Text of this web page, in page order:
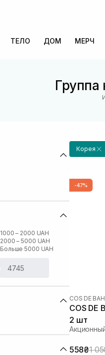
ТЕЛО ДОМ МЕРЧ
Группа
1000 – 2000 UAH
2000 – 5000 UAH
Больше 5000 UAH
Корея
-47%
COS DE
COS DE
2 шт
558₴1